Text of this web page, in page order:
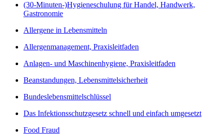
(30-Minuten-)Hygieneschulung für Handel, Handwerk,
Gastronomie
Allergene in Lebensmitteln
Allergenmanagement, Praxisleitfaden
Anlagen- und Maschinenhygiene, Praxisleitfaden
Beanstandungen, Lebensmittelsicherheit
Bundeslebensmittelschlüssel
Das Infektionsschutzgesetz schnell und einfach umgesetzt
Food Fraud